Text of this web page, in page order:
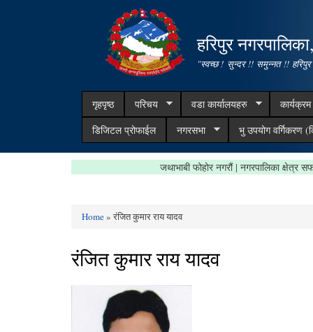
हरिपुर
"स्वच्छ ! सुन्दर !! समुन्नत !!
गृहपृष्ठ परिचय वडा कार्यालयहरु
डिजिटल प्रोफाईल
नगरसभा भु उपयोग वर्गिकरण
जथाभाबी फोहोर नगरौं | नगरपालिका
You are here
Home» रंजित कुमार राय यादव
रंजित कुमार राय यादव